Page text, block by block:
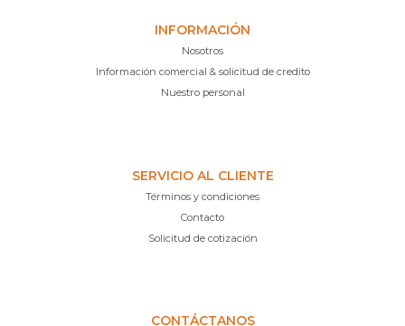
INFORMACIÓN
Nosotros
Información comercial & solicitud de credito
Nuestro personal
SERVICIO AL CLIENTE
Términos y condiciones
Contacto
Solicitud de cotización
CONTÁCTANOS